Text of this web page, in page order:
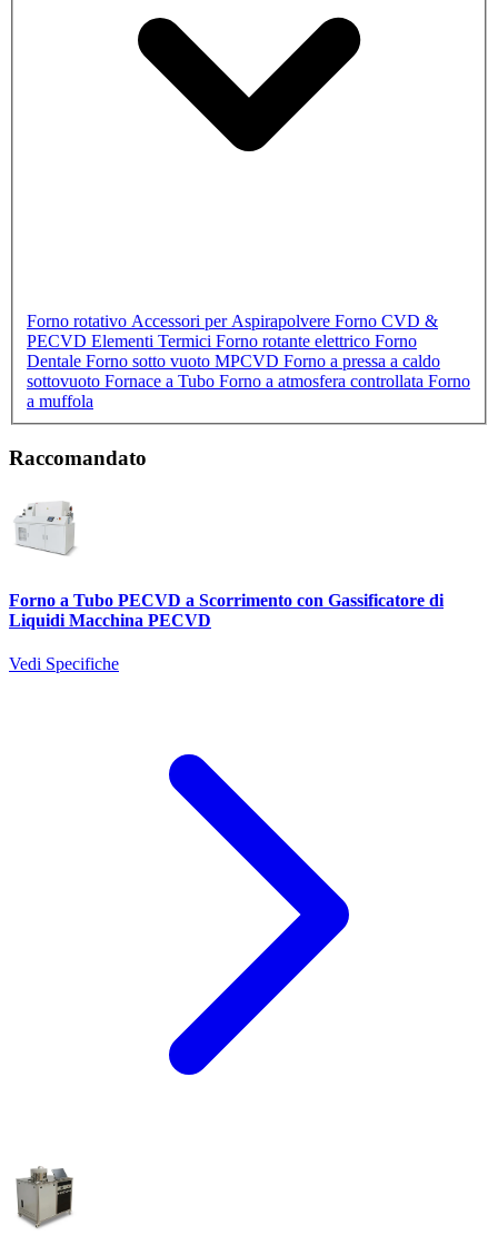
Forno rotativo Accessori per Aspirapolvere Forno CVD &
PECVD Elementi Termici Forno rotante elettrico Forno
Dentale Forno sotto vuoto MPCVD Forno a pressa a caldo
sottovuoto Fornace a Tubo Forno a atmosfera controllata Forno
a muffola
Raccomandato
Forno a Tubo PECVD a Scorrimento con Gassificatore di
Liquidi Macchina PECVD
Vedi Specifiche